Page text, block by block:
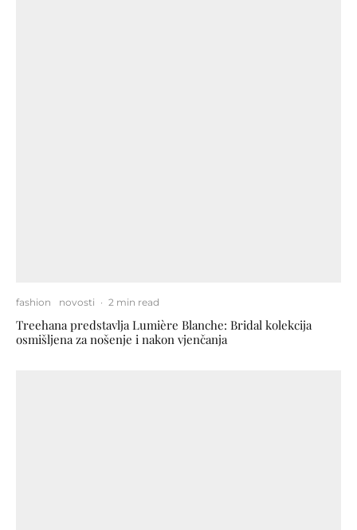
fashion novosti · 2 min read
Treehana predstavlja Lumière Blanche: Bridal kolekcija
osmišljena za nošenje i nakon vjenčanja